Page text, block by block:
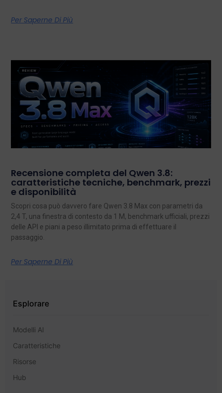
Per Saperne Di Più
Recensione completa del Qwen 3.8:
caratteristiche tecniche, benchmark, prezzi
e disponibilità
Scopri cosa può davvero fare Qwen 3.8 Max con parametri da
2,4 T, una finestra di contesto da 1 M, benchmark ufficiali, prezzi
delle API e piani a peso illimitato prima di effettuare il
passaggio.
Per Saperne Di Più
Esplorare
Modelli AI
Caratteristiche
Risorse
Hub